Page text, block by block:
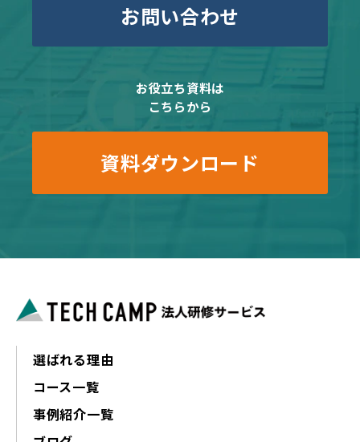
お問い合わせ
お役立ち資料は
こちらから
資料ダウンロード
選ばれる理由
コース一覧
事例紹介一覧